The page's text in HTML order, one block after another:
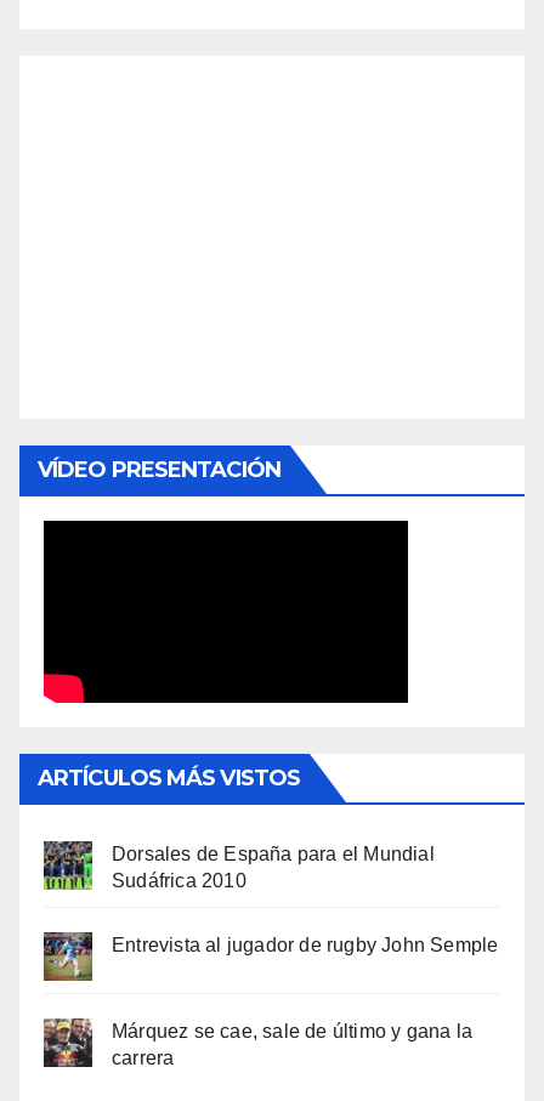
VÍDEO PRESENTACIÓN
ARTÍCULOS MÁS VISTOS
Dorsales de España para el Mundial
Sudáfrica 2010
Entrevista al jugador de rugby John Semple
Márquez se cae, sale de último y gana la
carrera